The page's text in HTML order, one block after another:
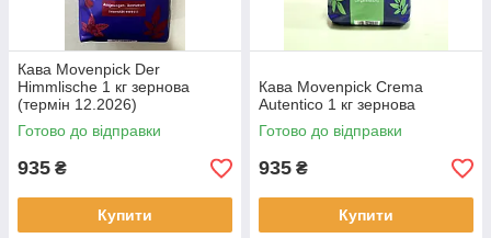
Кава Movenpick Der
Himmlische 1 кг зернова
(термін 12.2026)
Готово до відправки
935 ₴
Купити
Кава Movenpick Crema
Autentico 1 кг зернова
Готово до відправки
935 ₴
Купити